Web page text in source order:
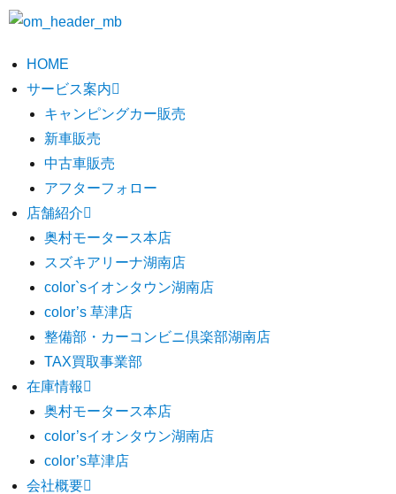
HOME
サービス案内
キャンピングカー販売
新車販売
中古車販売
アフターフォロー
店舗紹介
奥村モータース本店
スズキアリーナ湖南店
color`sイオンタウン湖南店
color’s 草津店
整備部・カーコンビニ倶楽部湖南店
TAX買取事業部
在庫情報
奥村モータース本店
color’sイオンタウン湖南店
color’s草津店
会社概要